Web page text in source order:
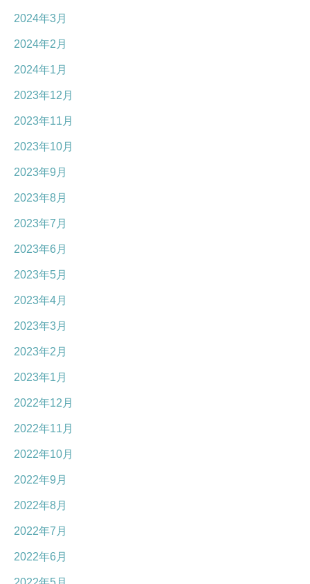
2024年3月
2024年2月
2024年1月
2023年12月
2023年11月
2023年10月
2023年9月
2023年8月
2023年7月
2023年6月
2023年5月
2023年4月
2023年3月
2023年2月
2023年1月
2022年12月
2022年11月
2022年10月
2022年9月
2022年8月
2022年7月
2022年6月